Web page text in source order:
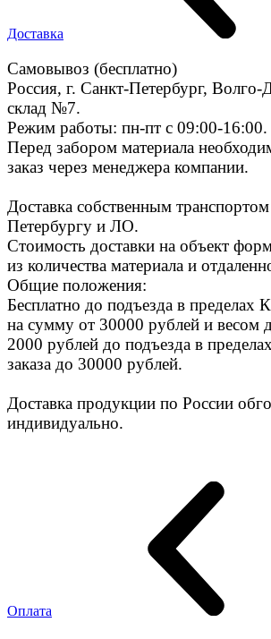
Доставка
Самовывоз (бесплатно)
Россия, г. Санкт-Петербург,
склад №7.
Режим работы: пн-пт с 09:00-16:00.
Перед забором материала
заказ через менеджера компании.
Доставка собственным
Петербургу и ЛО.
Стоимость доставки на объект
из количества материала и
Общие положения:
Бесплатно до подъезда в пределах
на сумму от 30000 рублей и весом
2000 рублей до подъезда в
заказа до 30000 рублей.
Доставка продукции по России
индивидуально.
Оплата